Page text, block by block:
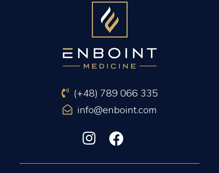
(+48) 789 066 335
info@enboint.com